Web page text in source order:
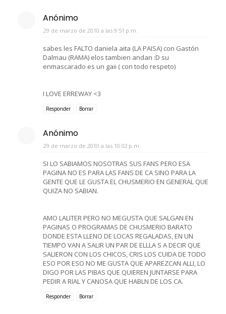
Anónimo
29 de marzo de 2010 a las 9:51 p.m.
sabes les FALTO daniela aita (LA PAISA) con Gastón
Dalmau (RAMA) elos tambien andan :D su
enmascarado es un gaii ( con todo respeto)
I LOVE ERREWAY <3
Responder Borrar
Anónimo
29 de marzo de 2010 a las 10:02 p.m.
SI LO SABIAMOS NOSOTRAS SUS FANS PERO ESA
PAGINA NO ES PARA LAS FANS DE CA SINO PARA LA
GENTE QUE LE GUSTA EL CHUSMERIO EN GENERAL QUE
QUIZA NO SABIAN.
AMO LALITER PERO NO MEGUSTA QUE SALGAN EN
PAGINAS O PROGRAMAS DE CHUSMERIO BARATO
DONDE ESTA LLENO DE LOCAS REGALADAS, EN UN
TIEMPO VAN A SALIR UN PAR DE ELLLA S A DECIR QUE
SALIERON CON LOS CHICOS, CRIS LOS CUIDA DE TODO
ESO POR ESO NO ME GUSTA QUE APAREZCAN ALLI, LO
DIGO POR LAS PIBAS QUE QUIEREN JUNTARSE PARA
PEDIR A RIAL Y CANOSA QUE HABLN DE LOS CA.
Responder Borrar